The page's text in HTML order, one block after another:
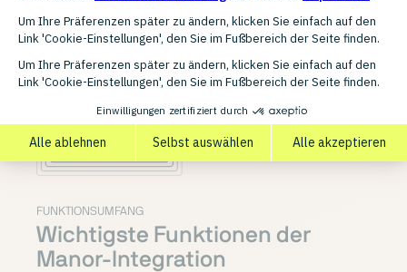
FUNKTIONSUMFANG
Wichtigste Funktionen der
Manor-Integration